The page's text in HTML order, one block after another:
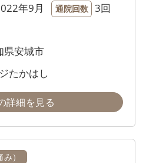
年9月 通院回数 3回
県安城市
たかはし
詳細を見る
）